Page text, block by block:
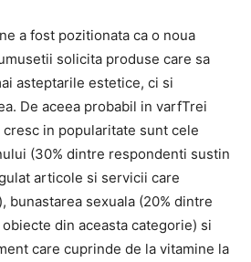
a fost pozitionata ca o noua
solicita produse care sa
asteptarile estetice, ci si
De aceea probabil in varfTrei
in popularitate sunt cele
(30% dintre respondenti sustin
articole si servicii care
bunastarea sexuala (20% dintre
din aceasta categorie) si
care cuprinde de la vitamine la